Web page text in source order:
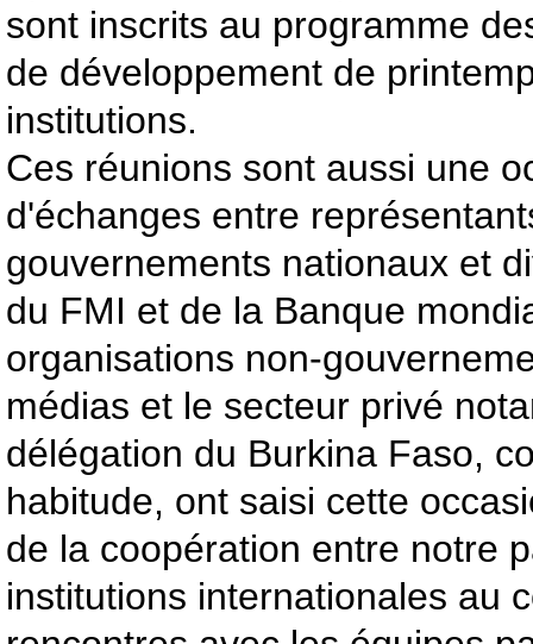
sont inscrits au programme
de développement de
institutions.
Ces réunions sont aussi une
d'échanges entre
gouvernements nationaux et
du FMI et de la Banque
organisations non-
médias et le secteur privé
délégation du Burkina Faso,
habitude, ont saisi cette
de la coopération entre notre
institutions internationales au